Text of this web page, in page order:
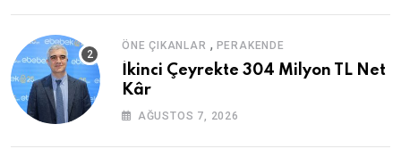
ÖNE ÇIKANLAR , PERAKENDE
İkinci Çeyrekte 304 Milyon TL Net
Kâr
AĞUSTOS 7, 2026